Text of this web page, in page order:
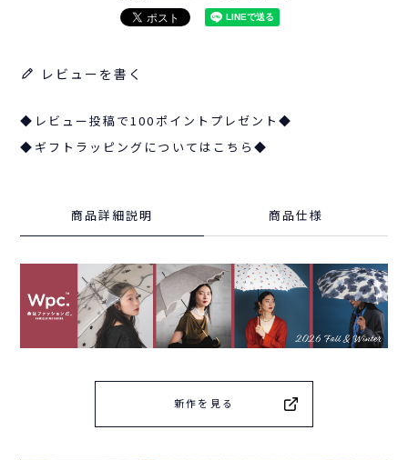
レビューを書く
◆レビュー投稿で100ポイントプレゼント◆
◆ギフトラッピングについてはこちら◆
商品詳細説明 商品仕様
新作を見る